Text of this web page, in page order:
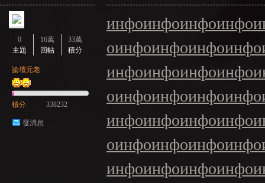
0
主題
16萬
回帖
33萬
積分
論壇元老
積分 338232
發消息
инфоинфоинфоинфо
оинфоинфоинфоинфо
инфоинфоинфоинфо
оинфоинфоинфоинфо
инфоинфоинфоинфо
оинфоинфоинфоинфо
инфоинфоинфоинфо